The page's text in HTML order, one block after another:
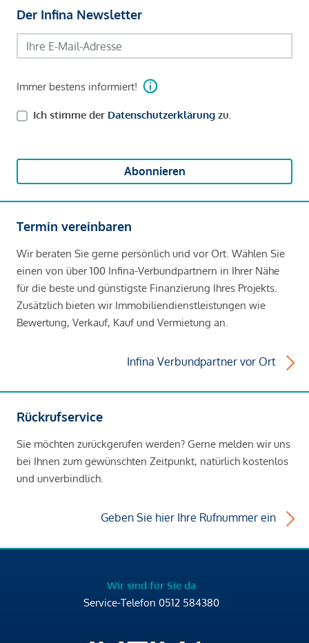
Der Infina Newsletter
Immer bestens informiert!
Ich stimme der Datenschutzerklärung zu.
Abonnieren
Termin vereinbaren
Wir beraten Sie gerne persönlich und vor Ort. Wählen Sie
einen von über 100 Infina-Verbundpartnern in Ihrer Nähe
für die beste und günstigste Finanzierung Ihres Projekts.
Zusätzlich bieten wir Immobiliendienstleistungen wie
Bewertung, Verkauf, Kauf und Vermietung an.
Infina Verbundpartner vor Ort
Rückrufservice
Sie möchten zurückgerufen werden? Gerne melden wir uns
bei Ihnen zum gewünschten Zeitpunkt, natürlich kostenlos
und unverbindlich.
Geben Sie hier Ihre Rufnummer ein
Wir sind für Sie da
Service-Telefon 0512 584380